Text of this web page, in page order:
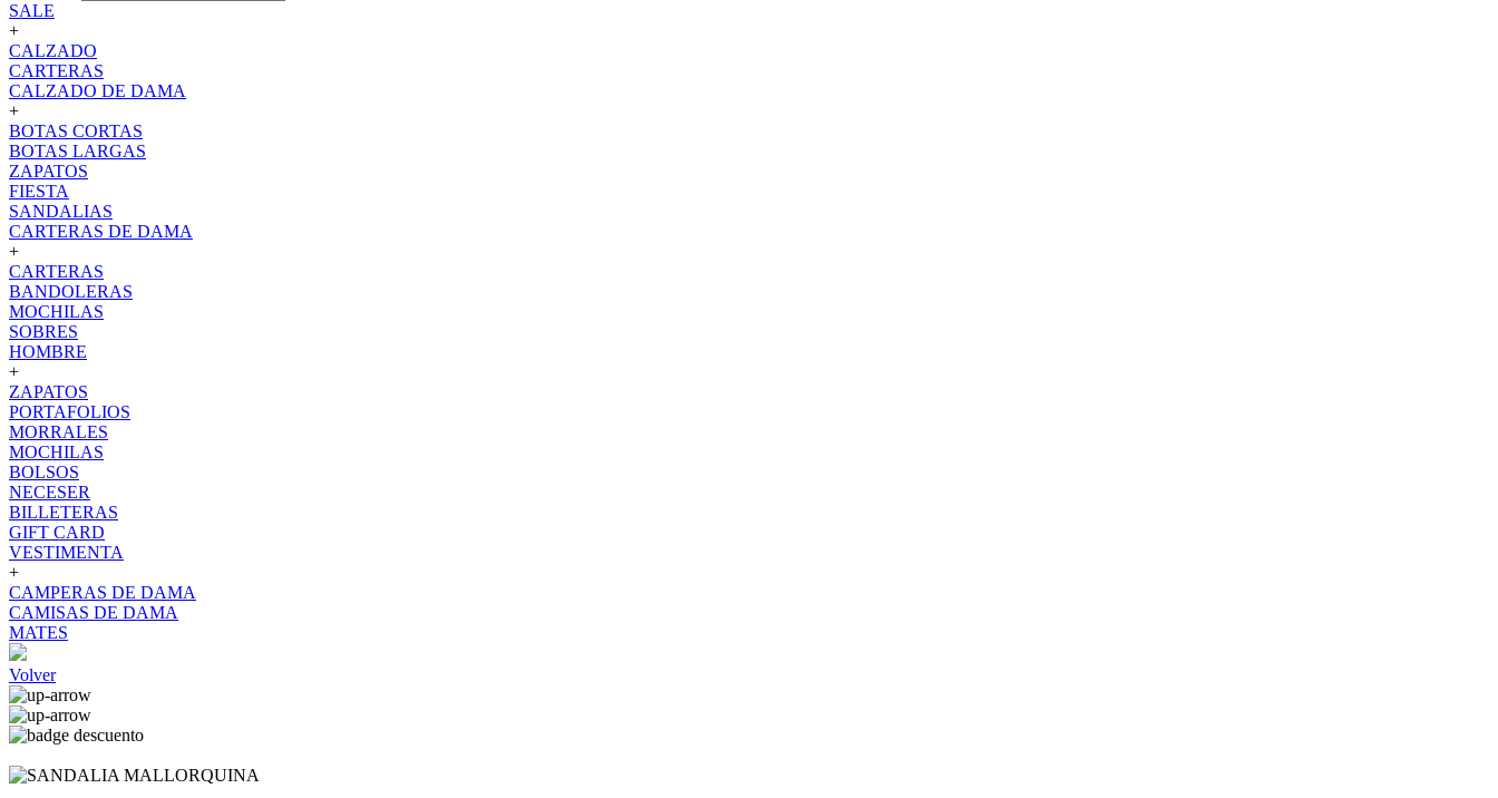
SALE
+
CALZADO
CARTERAS
CALZADO DE DAMA
+
BOTAS CORTAS
BOTAS LARGAS
ZAPATOS
FIESTA
SANDALIAS
CARTERAS DE DAMA
+
CARTERAS
BANDOLERAS
MOCHILAS
SOBRES
HOMBRE
+
ZAPATOS
PORTAFOLIOS
MORRALES
MOCHILAS
BOLSOS
NECESER
BILLETERAS
GIFT CARD
VESTIMENTA
+
CAMPERAS DE DAMA
CAMISAS DE DAMA
MATES
Volver